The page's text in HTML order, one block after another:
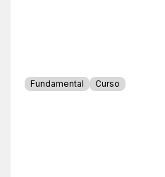
Fundamental Curso